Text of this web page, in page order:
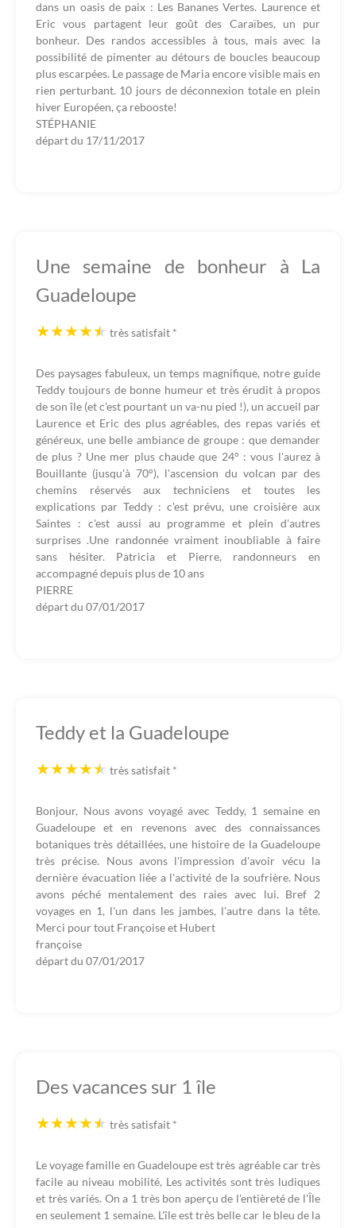
dans un oasis de paix : Les Bananes Vertes. Laurence et
Eric vous partagent leur goût des Caraïbes, un pur
bonheur. Des randos accessibles à tous, mais avec la
possibilité de pimenter au détours de boucles beaucoup
plus escarpées. Le passage de Maria encore visible mais en
rien perturbant. 10 jours de déconnexion totale en plein
hiver Européen, ça rebooste!
STÉPHANIE
départ du 17/11/2017
Une semaine de bonheur à La
Guadeloupe
très satisfait *
Des paysages fabuleux, un temps magnifique, notre guide
Teddy toujours de bonne humeur et très érudit à propos
de son île (et c'est pourtant un va-nu pied !), un accueil par
Laurence et Eric des plus agréables, des repas variés et
généreux, une belle ambiance de groupe : que demander
de plus ? Une mer plus chaude que 24° : vous l'aurez à
Bouillante (jusqu'à 70°), l'ascension du volcan par des
chemins réservés aux techniciens et toutes les
explications par Teddy : c'est prévu, une croisière aux
Saintes : c'est aussi au programme et plein d'autres
surprises .Une randonnée vraiment inoubliable à faire
sans hésiter. Patricia et Pierre, randonneurs en
accompagné depuis plus de 10 ans
PIERRE
départ du 07/01/2017
Teddy et la Guadeloupe
très satisfait *
Bonjour, Nous avons voyagé avec Teddy, 1 semaine en
Guadeloupe et en revenons avec des connaissances
botaniques très détaillées, une histoire de la Guadeloupe
très précise. Nous avons l'impression d'avoir vécu la
dernière évacuation liée a l'activité de la soufrière. Nous
avons péché mentalement des raies avec lui. Bref 2
voyages en 1, l'un dans les jambes, l'autre dans la tête.
Merci pour tout Françoise et Hubert
françoise
départ du 07/01/2017
Des vacances sur 1 île
très satisfait *
Le voyage famille en Guadeloupe est très agréable car très
facile au niveau mobilité, Les activités sont très ludiques
et très variés. On a 1 très bon aperçu de l'entièreté de l'Île
en seulement 1 semaine. L'île est très belle car le bleu de la